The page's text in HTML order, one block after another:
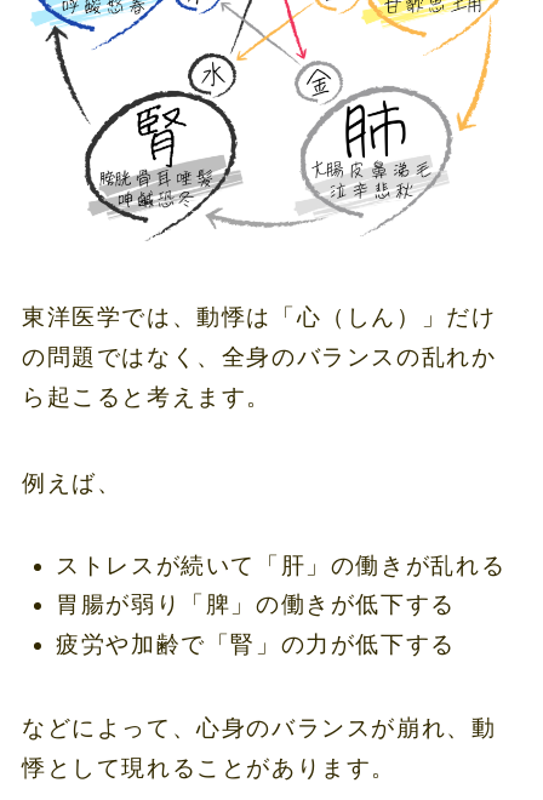
東洋医学では、動悸は「心（しん）」だけ
の問題ではなく、全身のバランスの乱れか
ら起こると考えます。
例えば、
ストレスが続いて「肝」の働きが乱れる
胃腸が弱り「脾」の働きが低下する
疲労や加齢で「腎」の力が低下する
などによって、心身のバランスが崩れ、動
悸として現れることがあります。